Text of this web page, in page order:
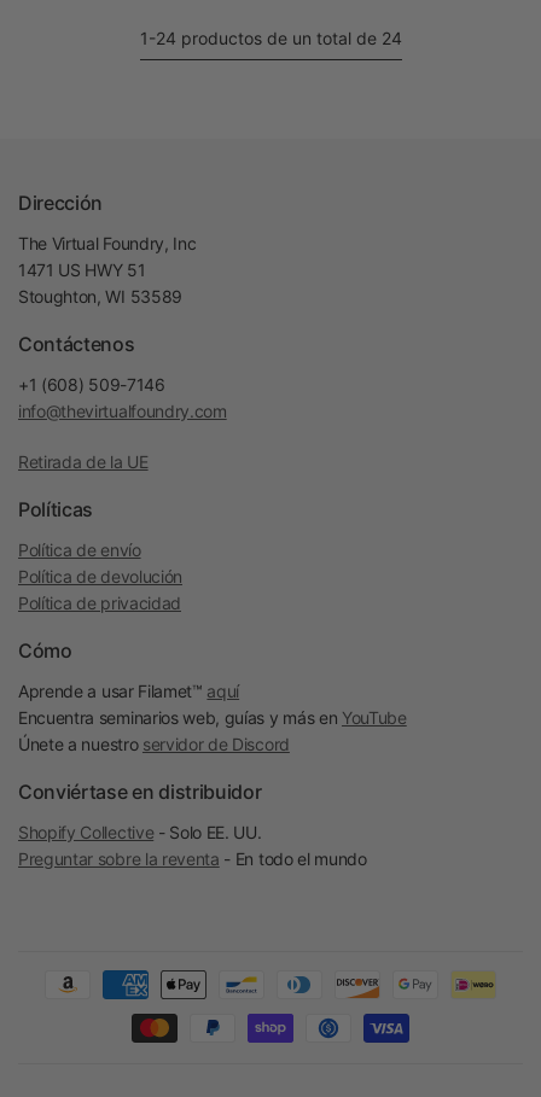
1-24 productos de un total de 24
Dirección
The Virtual Foundry, Inc
1471 US HWY 51
Stoughton, WI 53589
Contáctenos
+1 (608) 509-7146
info@thevirtualfoundry.com
Retirada de la UE
Políticas
Política de envío
Política de devolución
Política de privacidad
Cómo
Aprende a usar Filamet™ aquí
Encuentra seminarios web, guías y más en YouTube
Únete a nuestro servidor de Discord
Conviértase en distribuidor
Shopify Collective - Solo EE. UU.
Preguntar sobre la reventa - En todo el mundo